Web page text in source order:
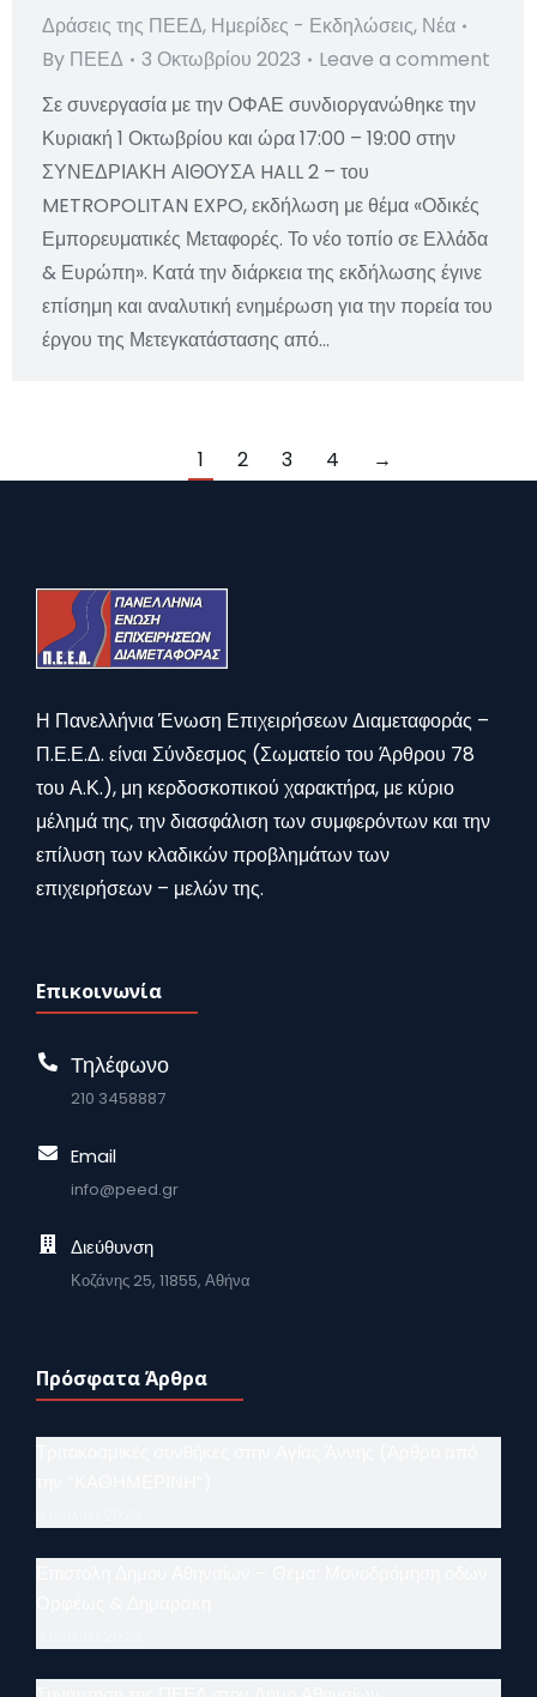
Δράσεις της ΠΕΕΔ, Ημερίδες - Εκδηλώσεις, Νέα
By ΠΕΕΔ 3 Οκτωβρίου 2023
Leave a comment
Σε συνεργασία με την ΟΦΑΕ συνδιοργανώθηκε την
Κυριακή 1 Οκτωβρίου και ώρα 17:00 – 19:00 στην
ΣΥΝΕΔΡΙΑΚΗ ΑΙΘΟΥΣΑ HALL 2 – του
METROPOLITAN EXPO, εκδήλωση με θέμα «Οδικές
Εμπορευματικές Μεταφορές. Το νέο τοπίο σε Ελλάδα
& Ευρώπη». Κατά την διάρκεια της εκδήλωσης έγινε
επίσημη και αναλυτική ενημέρωση για την πορεία του
έργου της Μετεγκατάστασης από…
1 2 3 4 →
Η Πανελλήνια Ένωση Επιχειρήσεων Διαμεταφοράς –
Π.Ε.Ε.Δ. είναι Σύνδεσμος (Σωματείο του Άρθρου 78
του Α.Κ.), μη κερδοσκοπικού χαρακτήρα, με κύριο
μέλημά της, την διασφάλιση των συμφερόντων και την
επίλυση των κλαδικών προβλημάτων των
επιχειρήσεων – μελών της.
Επικοινωνία
Τηλέφωνο
210 3458887
Email
info@peed.gr
Διεύθυνση
Κοζάνης 25, 11855, Αθήνα
Πρόσφατα Άρθρα